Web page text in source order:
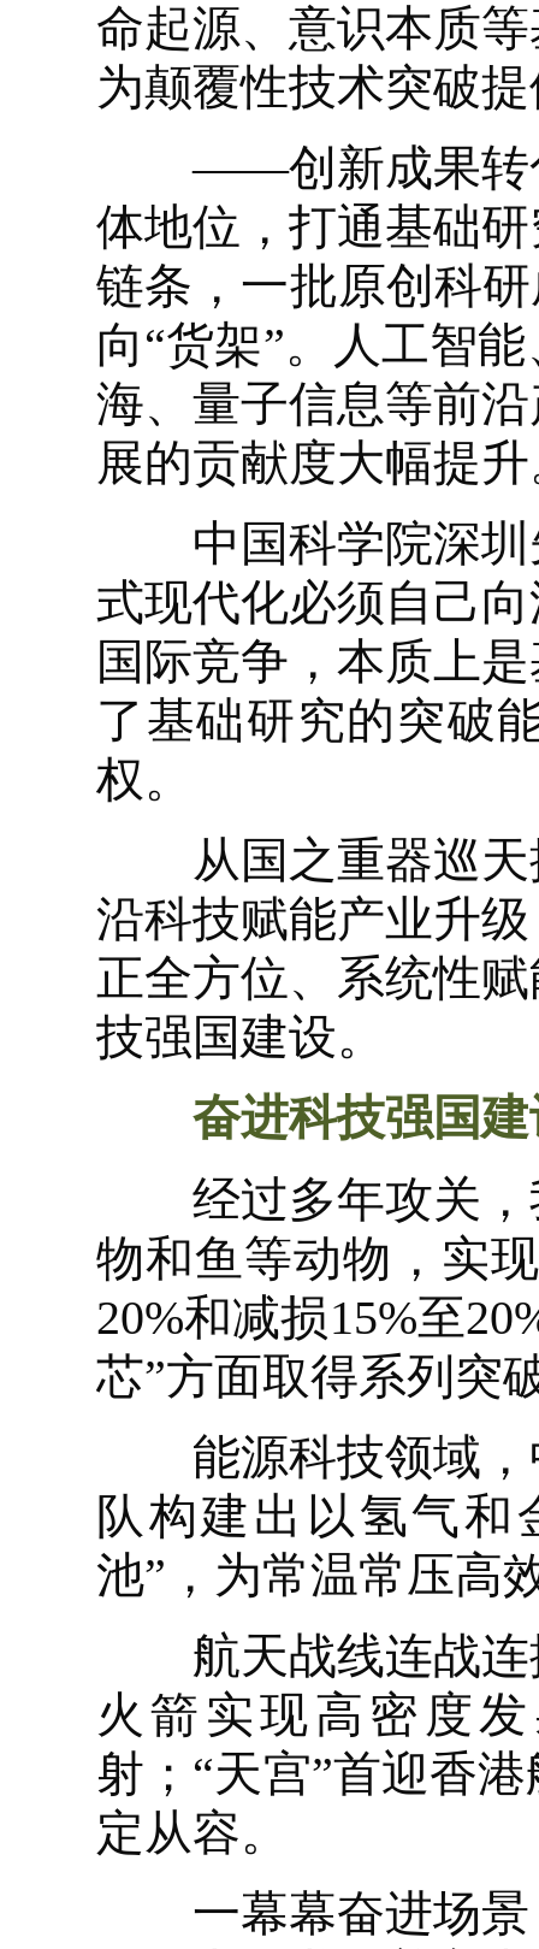
命起源、意识本质
为颠覆性技术突破
——创新成果转化
体地位，打通基础
链条，一批原创科
向“货架”。人工智
海、量子信息等前
展的贡献度大幅提
中国科学院深圳
式现代化必须自己
国际竞争，本质上
了基础研究的突破
权。
从国之重器巡天
沿科技赋能产业升
正全方位、系统性
技强国建设。
奋进科技强国
经过多年攻关，
物和鱼等动物，实
20%和减损15%至
芯”方面取得系列突
能源科技领域，
队构建出以氢气
池”，为常温常压高
航天战线连战连
火箭实现高密度
射；“天宫”首迎香
定从容。
一幕幕奋进场景